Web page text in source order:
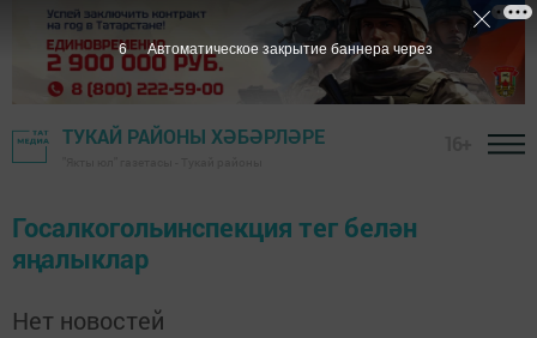
ТУКАЙ РАЙОНЫ ХӘБӘРЛӘРЕ
Госалкогольинспекция тег белән
яңалыклар
Нет новостей
6 Автоматическое закрытие баннера через